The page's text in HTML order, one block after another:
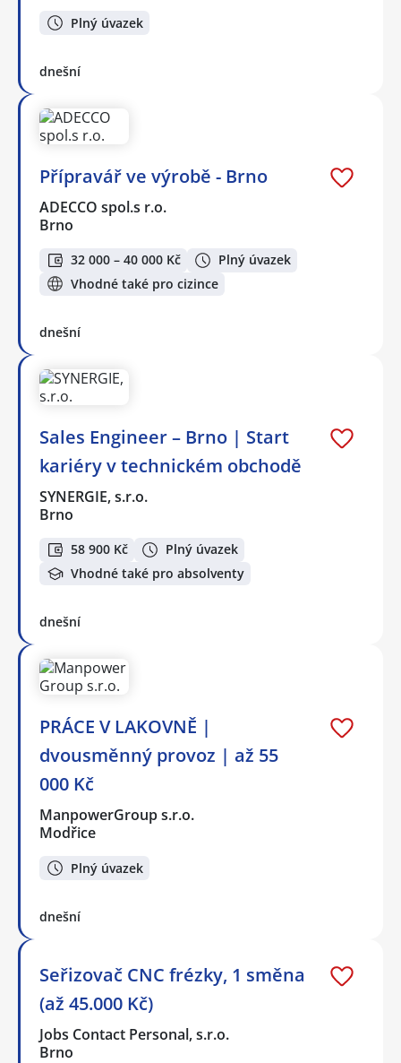
Plný úvazek
dnešní
Přípravář ve výrobě - Brno
ADECCO spol.s r.o.
Brno
32 000 – 40 000 Kč
Plný úvazek
Vhodné také pro cizince
dnešní
Sales Engineer – Brno | Start
kariéry v technickém obchodě
SYNERGIE, s.r.o.
Brno
58 900 Kč
Plný úvazek
Vhodné také pro absolventy
dnešní
PRÁCE V LAKOVNĚ |
dvousměnný provoz | až 55
000 Kč
ManpowerGroup s.r.o.
Modřice
Plný úvazek
dnešní
Seřizovač CNC frézky, 1 směna
(až 45.000 Kč)
Jobs Contact Personal, s.r.o.
Brno